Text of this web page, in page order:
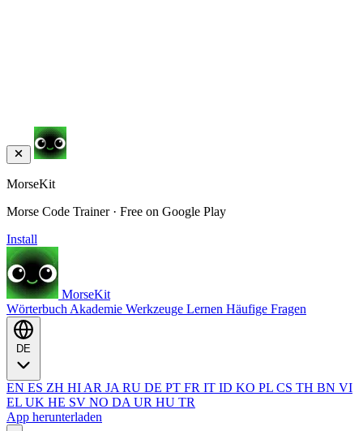
MorseKit
Morse Code Trainer · Free on Google Play
Install
MorseKit
Wörterbuch Akademie Werkzeuge Lernen Häufige Fragen
EN ES ZH HI AR JA RU DE PT FR IT ID KO PL CS TH BN VI
EL UK HE SV NO DA UR HU TR
App herunterladen